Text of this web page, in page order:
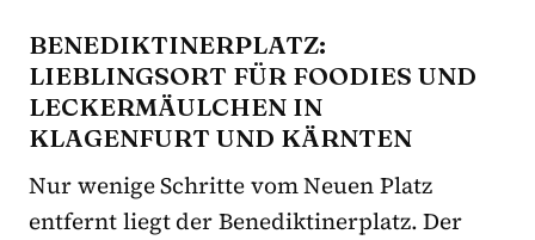
BENEDIKTINERPLATZ:
LIEBLINGSORT FÜR FOODIES UND
LECKERMÄULCHEN IN
KLAGENFURT UND KÄRNTEN
Nur wenige Schritte vom Neuen Platz
entfernt liegt der Benediktinerplatz. Der